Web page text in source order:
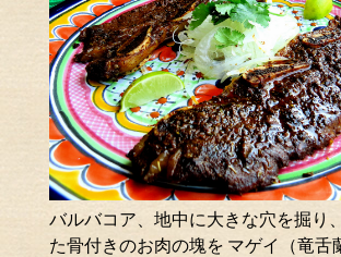
バルバコア、地中に大きな穴を掘り
た骨付きのお肉の塊を マゲイ（竜舌